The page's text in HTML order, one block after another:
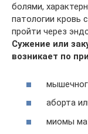
болями,
патологии кровь
пройти через
Сужение или
возникает по
аборта
миомы